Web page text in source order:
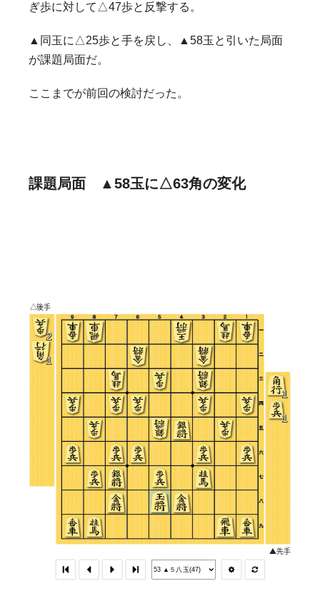
ぎ歩に対して△47歩と反撃する。
▲同玉に△25歩と手を戻し、▲58玉と引いた局面
が課題局面だ。
ここまでが前回の検討だった。
課題局面 ▲58玉に△63角の変化